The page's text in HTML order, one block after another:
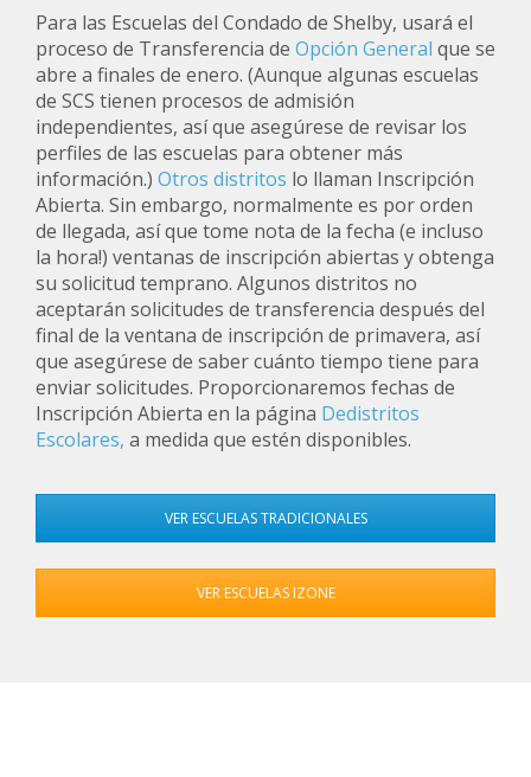
Para las Escuelas del Condado de Shelby, usará el
proceso de Transferencia de Opción General que se
abre a finales de enero. (Aunque algunas escuelas
de SCS tienen procesos de admisión
independientes, así que asegúrese de revisar los
perfiles de las escuelas para obtener más
información.) Otros distritos lo llaman Inscripción
Abierta. Sin embargo, normalmente es por orden
de llegada, así que tome nota de la fecha (e incluso
la hora!) ventanas de inscripción abiertas y obtenga
su solicitud temprano. Algunos distritos no
aceptarán solicitudes de transferencia después del
final de la ventana de inscripción de primavera, así
que asegúrese de saber cuánto tiempo tiene para
enviar solicitudes. Proporcionaremos fechas de
Inscripción Abierta en la página Dedistritos
Escolares, a medida que estén disponibles.
VER ESCUELAS TRADICIONALES
VER ESCUELAS IZONE